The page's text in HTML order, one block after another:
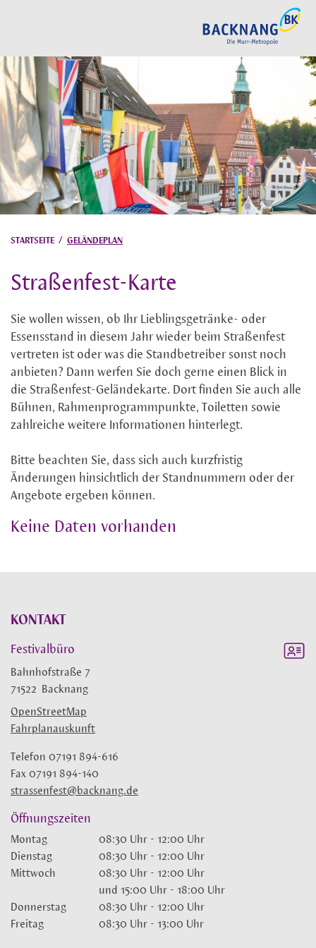
KONTAKT
Festivalbüro
Bahnhofstraße 7
71522
Backnang
OpenStreetMap
Fahrplanauskunft
strassenfest@backnang.de
Telefon 07191 894-616
Fax 07191 894-140
Öffnungszeiten
Montag 08:30 Uhr -12:00 Uhr
Dienstag
08:30 Uhr -12:00 Uhr
Mittwoch
08:30 Uhr -12:00 Uhr
und15:00 Uhr -18:00 Uhr
Donnerstag
08:30 Uhr -12:00 Uhr
Freitag
08:30 Uhr -13:00 Uhr
STARTSEITE/ GELÄNDEPLAN
Straßenfest-Karte
Sie wollen wissen, ob Ihr Lieblingsgetränke- oder
Essensstand in diesem Jahr wieder beim Straßenfest
vertreten ist oder was die Standbetreiber sonst noch
anbieten? Dann werfen Sie doch gerne einen Blick in
die Straßenfest-Geländekarte. Dort finden Sie auch alle
Bühnen, Rahmenprogrammpunkte, Toiletten sowie
zahlreiche weitere Informationen hinterlegt.
Bitte beachten Sie, dass sich auch kurzfristig
Änderungen hinsichtlich der Standnummern oder der
Angebote ergeben können.
Keine Daten vorhanden